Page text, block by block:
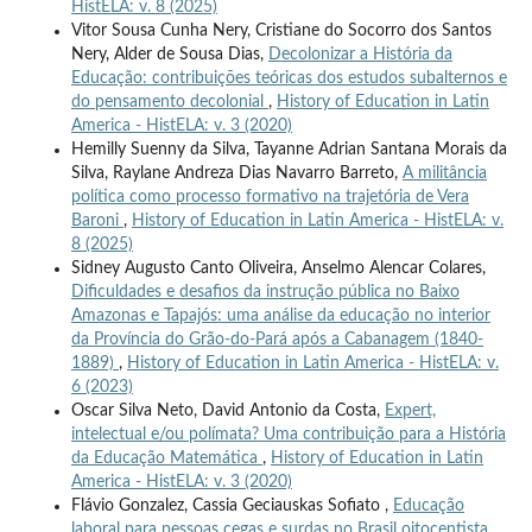
HistELA: v. 8 (2025)
Vitor Sousa Cunha Nery, Cristiane do Socorro dos Santos
Nery, Alder de Sousa Dias, Decolonizar a História da
Educação: contribuições teóricas dos estudos subalternos e
do pensamento decolonial , History of Education in Latin
America - HistELA: v. 3 (2020)
Hemilly Suenny da Silva, Tayanne Adrian Santana Morais da
Silva, Raylane Andreza Dias Navarro Barreto, A militância
política como processo formativo na trajetória de Vera
Baroni , History of Education in Latin America - HistELA: v.
8 (2025)
Sidney Augusto Canto Oliveira, Anselmo Alencar Colares,
Dificuldades e desafios da instrução pública no Baixo
Amazonas e Tapajós: uma análise da educação no interior
da Província do Grão-do-Pará após a Cabanagem (1840-
1889) , History of Education in Latin America - HistELA: v.
6 (2023)
Oscar Silva Neto, David Antonio da Costa, Expert,
intelectual e/ou polímata? Uma contribuição para a História
da Educação Matemática , History of Education in Latin
America - HistELA: v. 3 (2020)
Flávio Gonzalez, Cassia Geciauskas Sofiato , Educação